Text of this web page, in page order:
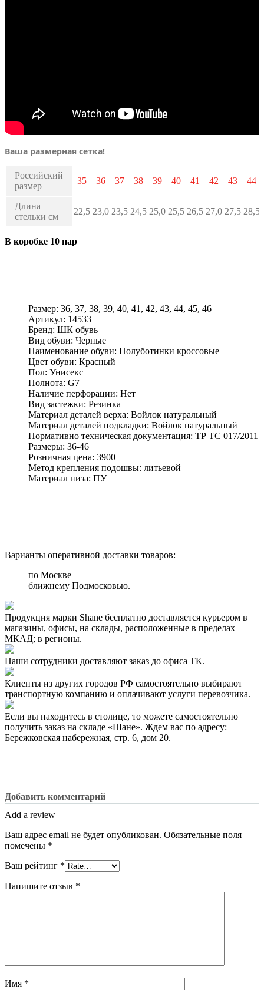
Ваша размерная сетка!
Российский
размер
35 36 37 38 39 40 41 42 43 44
Длина
стельки см
22,5 23,0 23,5 24,5 25,0 25,5 26,5 27,0 27,5 28,5
В коробке 10 пар
Размер: 36, 37, 38, 39, 40, 41, 42, 43, 44, 45, 46
Артикул: 14533
Бренд: ШК обувь
Вид обуви: Черные
Наименование обуви: Полуботинки кроссовые
Цвет обуви: Красный
Пол: Унисекс
Полнота: G7
Наличие перфорации: Нет
Вид застежки: Резинка
Материал деталей верха: Войлок натуральный
Материал деталей подкладки: Войлок натуральный
Нормативно техническая документация: ТР ТС 017/2011
Размеры: 36-46
Розничная цена: 3900
Метод крепления подошвы: литьевой
Материал низа: ПУ
Варианты оперативной доставки товаров:
по Москве
ближнему Подмосковью.
Продукция марки Shane бесплатно доставляется курьером в
магазины, офисы, на склады, расположенные в пределах
МКАД; в регионы.
Наши сотрудники доставляют заказ до офиса ТК.
Клиенты из других городов РФ самостоятельно выбирают
транспортную компанию и оплачивают услуги перевозчика.
Если вы находитесь в столице, то можете самостоятельно
получить заказ на складе «Шане». Ждем вас по адресу:
Бережковская набережная, стр. 6, дом 20.
Добавить комментарий
Add a review
Ваш адрес email не будет опубликован. Обязательные поля
помечены *
Ваш рейтинг *
Напишите отзыв *
Имя *